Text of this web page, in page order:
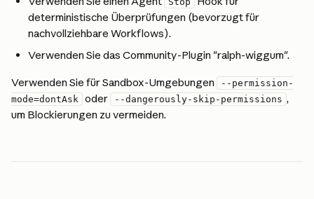
deterministische Überprüfungen (bevorzugt für
nachvollziehbare Workflows).
Verwenden Sie das Community-Plugin "ralph-wiggum".
Verwenden Sie für Sandbox-Umgebungen
--permission-
mode=dontAsk oder --dangerously-skip-permissions ,
um Blockierungen zu vermeiden.